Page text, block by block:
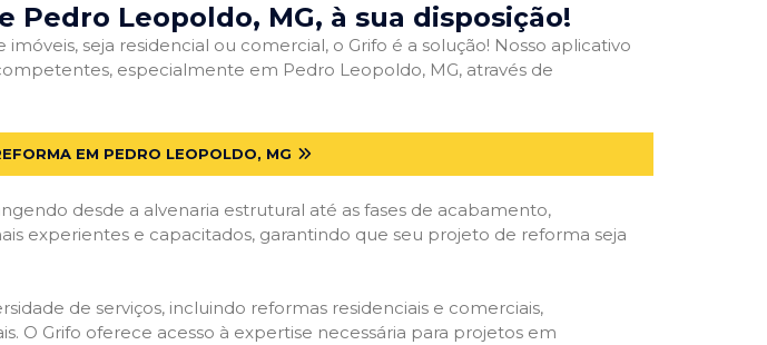
Pedro Leopoldo, MG, à sua disposição!
seja residencial ou comercial, o Grifo é a solução! Nosso aplicativo
especialmente em Pedro Leopoldo, MG, através de
EM PEDRO LEOPOLDO, MG
desde a alvenaria estrutural até as fases de acabamento,
experientes e capacitados, garantindo que seu projeto de reforma seja
de serviços, incluindo reformas residenciais e comerciais,
O Grifo oferece acesso à expertise necessária para projetos em